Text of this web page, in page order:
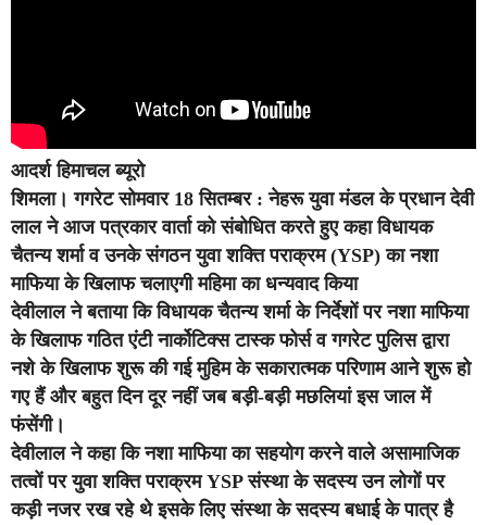
आदर्श हिमाचल ब्यूरो
शिमला। गगरेट सोमवार 18 सितम्बर : नेहरू युवा मंडल के प्रधान देवी
लाल ने आज पत्रकार वार्ता को संबोधित करते हुए कहा विधायक
चैतन्य शर्मा व उनके संगठन युवा शक्ति पराक्रम (YSP) का नशा
माफिया के खिलाफ चलाएगी महिमा का धन्यवाद किया
देवीलाल ने बताया कि विधायक चैतन्य शर्मा के निर्देशों पर नशा माफिया
के खिलाफ गठित एंटी नार्कोटिक्स टास्क फोर्स व गगरेट पुलिस द्वारा
नशे के खिलाफ शुरू की गई मुहिम के सकारात्मक परिणाम आने शुरू हो
गए हैं और बहुत दिन दूर नहीं जब बड़ी-बड़ी मछलियां इस जाल में
फंसेंगी।
देवीलाल ने कहा कि नशा माफिया का सहयोग करने वाले असामाजिक
तत्वों पर युवा शक्ति पराक्रम YSP संस्था के सदस्य उन लोगों पर
कड़ी नजर रख रहे थे इसके लिए संस्था के सदस्य बधाई के पात्र है